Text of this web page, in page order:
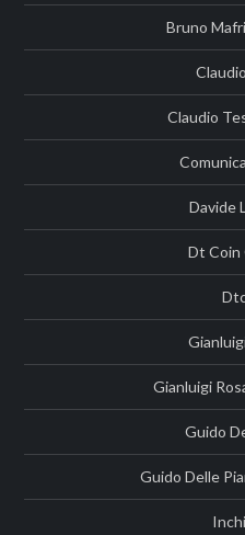
Bruno
Claudio
Davide
Dt Coin
Gianluigi
Guido
Guido Delle